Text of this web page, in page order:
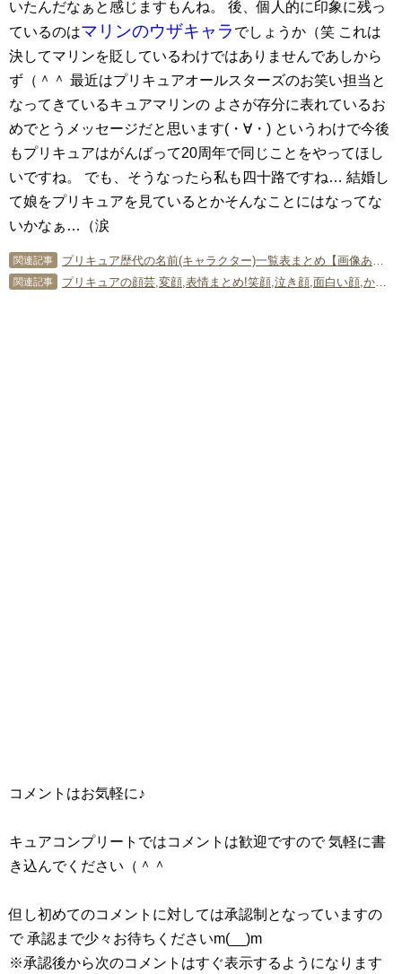
いたんだなぁと感じますもんね。 後、個人的に印象に残っ
ているのはマリンのウザキャラ でしょうか（笑 これは
決してマリンを貶しているわけではありませんであしから
ず（＾＾ 最近はプリキュアオールスターズのお笑い担当と
なってきているキュアマリンの よさが存分に表れているお
めでとうメッセージだと思います(・∀・) というわけで今後
もプリキュアはがんばって20周年で同じことをやってほし
いですね。 でも、そうなったら私も四十路ですね… 結婚し
て娘をプリキュアを見ているとかそんなことにはなってな
いかなぁ…（涙
関連記事 プリキュア歴代の名前(キャラクター)一覧表まとめ【画像あり】2019年現在の人数も発表!!
関連記事 プリキュアの顔芸,変顔,表情まとめ!笑顔,泣き顔,面白い顔,かわいい顔紹介!
コメントはお気軽に♪
キュアコンプリートではコメントは歓迎ですので 気軽に書
き込んでください（＾＾
但し初めてのコメントに対しては承認制となっていますの
で 承認まで少々お待ちくださいm(__)m
※承認後から次のコメントはすぐ表示するようになります